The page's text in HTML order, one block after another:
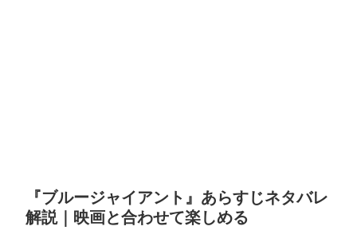
『ブルージャイアント』あらすじネタバレ
解説｜映画と合わせて楽しめる